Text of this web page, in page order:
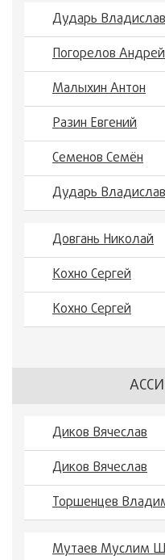
Дударь Владислав
Погорелов Андрей
Малыхин Антон
Разин Евгений
Семенов Семён
Дударь Владислав
Довгань Николай
Кохно Сергей
Кохно Сергей
Диков Вячеслав
Диков Вячеслав
Торшенцев
Мутаев Муслим